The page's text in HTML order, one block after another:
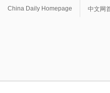
China Daily Homepage 中文网